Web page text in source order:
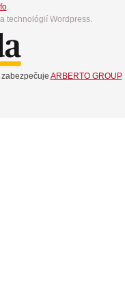
.
technológií Wordpress.
ARBERTO GROUP